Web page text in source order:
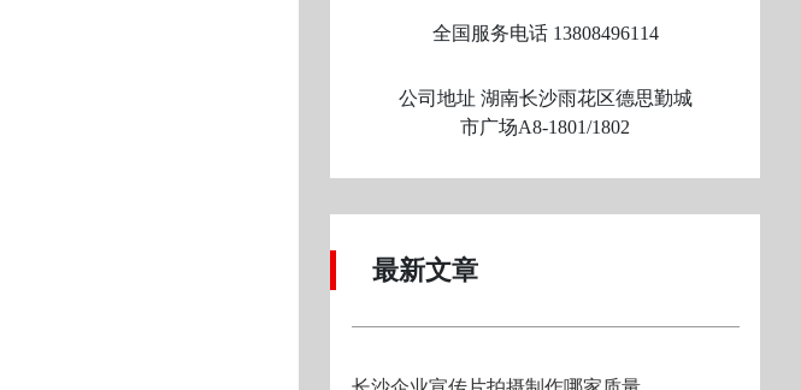
全国服务电话 13808496114
公司地址 湖南长沙雨花区德思勤城
市广场A8-1801/1802
最新文章